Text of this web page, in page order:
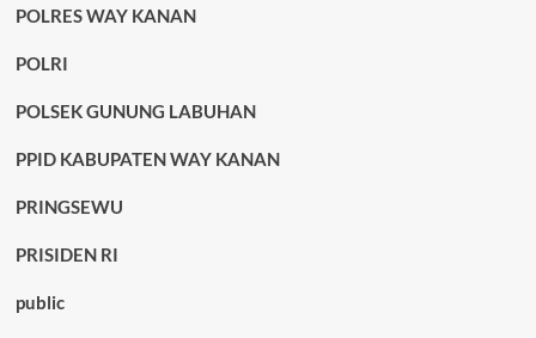
POLRES WAY KANAN
POLRI
POLSEK GUNUNG LABUHAN
PPID KABUPATEN WAY KANAN
PRINGSEWU
PRISIDEN RI
public